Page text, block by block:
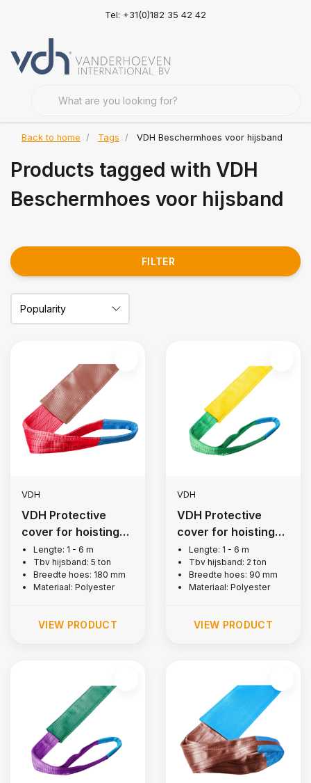
Tel: +31(0)182 35 42 42
Back to home Tags VDH Beschermhoes voor hijsband
Products tagged with VDH
Beschermhoes voor hijsband
FILTER
VDH
VDH Protective
cover for hoisting
belt, 5 tons
Lengte: 1 - 6 m
Tbv hijsband: 5 ton
Breedte hoes: 180 mm
Materiaal: Polyester
VIEW PRODUCT
VDH
VDH Protective
cover for hoisting
belt, 2 tons
Lengte: 1 - 6 m
Tbv hijsband: 2 ton
Breedte hoes: 90 mm
Materiaal: Polyester
VIEW PRODUCT